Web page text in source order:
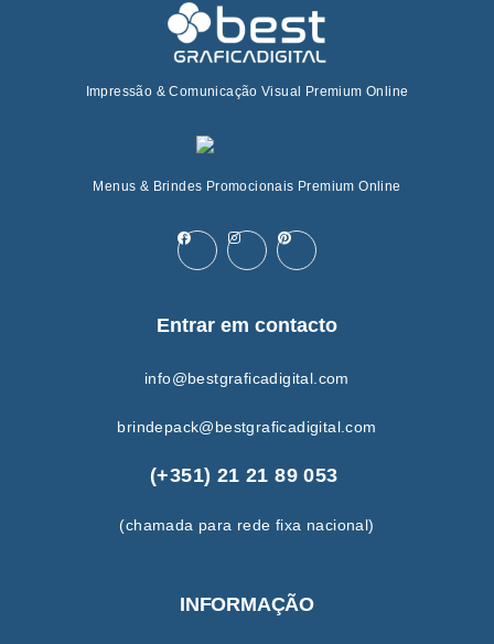
Impressão & Comunicação Visual Premium Online
Menus & Brindes Promocionais Premium Online
INFORMAÇÃO
Entrar em contacto
info@bestgraficadigital.com
brindepack@bestgraficadigital.com
(+351) 21 21 89 053
(chamada para rede fixa nacional)